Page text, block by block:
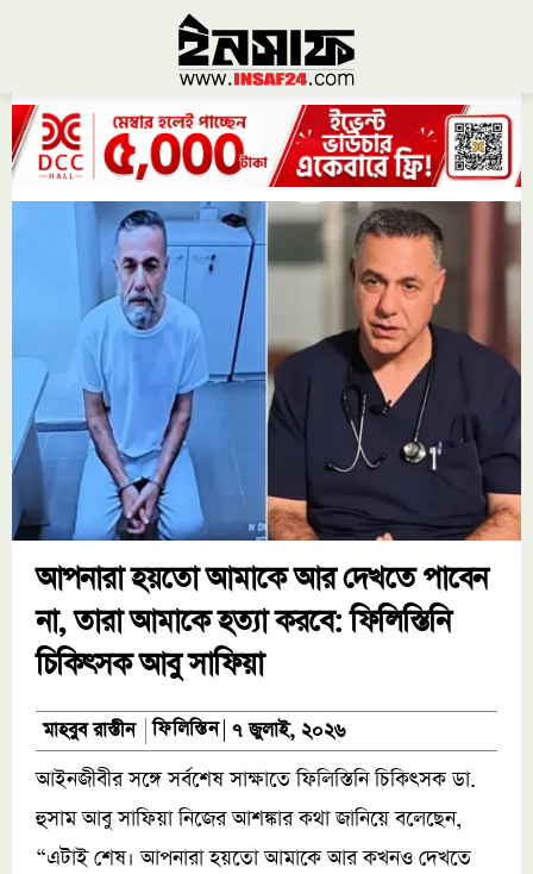
আপনারা হয়তো আমাকে আর দেখতে পাবেন
না, তারা আমাকে হত্যা করবে: ফিলিস্তিনি
চিকিৎসক আবু সাফিয়া
মাহবুব রাস্তীন ফিলিস্তিন ৭ জুলাই, ২০২৬
আইনজীবীর সঙ্গে সর্বশেষ সাক্ষাতে ফিলিস্তিনি চিকিৎসক ডা.
হুসাম আবু সাফিয়া নিজের আশঙ্কার কথা জানিয়ে বলেছেন,
“এটাই শেষ। আপনারা হয়তো আমাকে আর কখনও দেখতে